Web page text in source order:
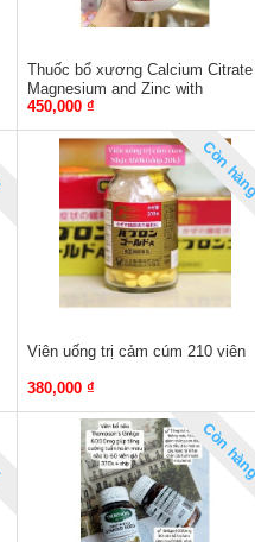
Thuốc bổ xương Calcium Citrate
Magnesium and Zinc with
Vitamin D3
450,000 ₫
Còn hàng
Viên uống trị cảm cúm 210 viên
380,000 ₫
Còn hàng